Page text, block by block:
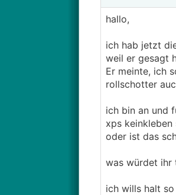
hallo,
ich hab jetzt
weil er gesagt
Er meinte, ich
rollschotter
ich bin an und
xps
oder ist das
was würdet ihr
ich wills halt